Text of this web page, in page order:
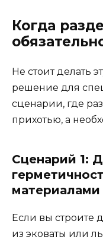
Когда
Не стоит делать
решение для
сценарии, где
прихотью, а
Сценарий 1:
материалами
Если вы строите
из эковаты или